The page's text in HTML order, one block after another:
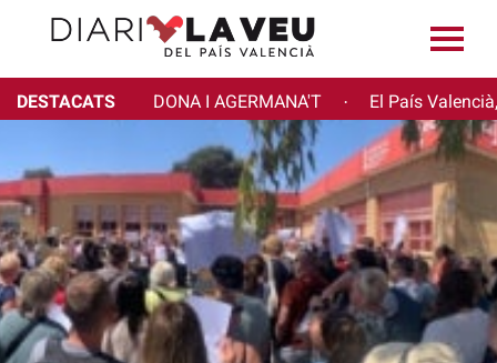
DESTACATS DONA I AGERMANA'T · El País